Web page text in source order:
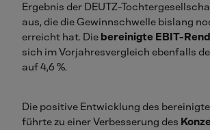
Ergebnis der DEUTZ-
aus, die die Gewinnschwelle bislang
erreicht hat. Die bereinigte EBIT-
sich im Vorjahresvergleich ebenfalls
auf 4,6 %.
Die positive Entwicklung des
führte zu einer Verbesserung des